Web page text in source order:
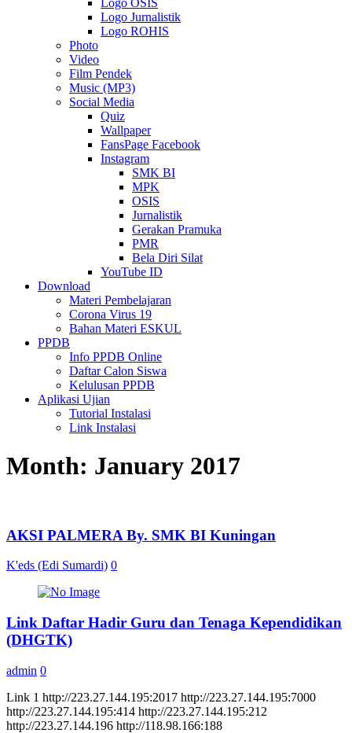
Logo OSIS
Logo Jurnalistik
Logo ROHIS
Photo
Video
Film Pendek
Music (MP3)
Social Media
Quiz
Wallpaper
FansPage Facebook
Instagram
SMK BI
MPK
OSIS
Jurnalistik
Gerakan Pramuka
PMR
Bela Diri Silat
YouTube ID
Download
Materi Pembelajaran
Corona Virus 19
Bahan Materi ESKUL
PPDB
Info PPDB Online
Daftar Calon Siswa
Kelulusan PPDB
Aplikasi Ujian
Tutorial Instalasi
Link Instalasi
Month: January 2017
AKSI PALMERA By. SMK BI Kuningan
K'eds (Edi Sumardi) 0
Link Daftar Hadir Guru dan Tenaga Kependidikan
(DHGTK)
admin 0
Link 1 http://223.27.144.195:2017 http://223.27.144.195:7000
http://223.27.144.195:414 http://223.27.144.195:212
http://223.27.144.196 http://118.98.166:188